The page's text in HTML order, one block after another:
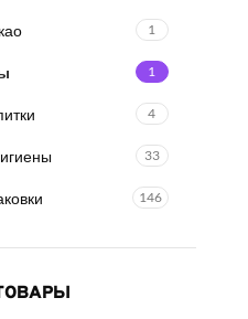
1
1
4
33
146